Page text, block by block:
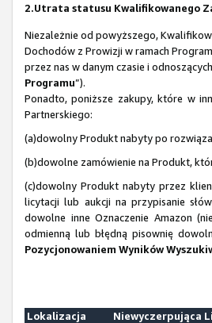
2.Utrata statusu Kwalifikowanego
Niezależnie od powyższego,
Dochodów z Prowizji w ramach
przez nas w danym czasie i
Programu”).
Ponadto, poniższe zakupy, które w
Partnerskiego:
(a)dowolny Produkt nabyty po
(b)dowolne zamówienie na Produkt,
(c)dowolny Produkt nabyty przez
licytacji lub aukcji na przypisanie
dowolne inne Oznaczenie Amazon
odmienną lub błędną pisownię
Pozycjonowaniem Wyników
Lokalizacja
Niewyczerpująca